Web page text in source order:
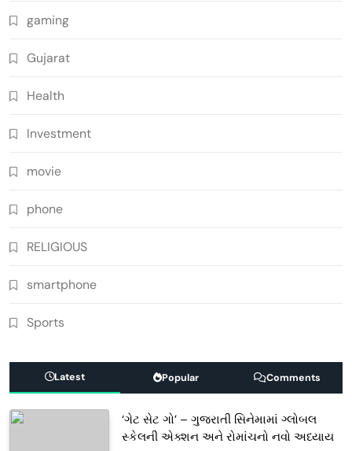
gaming
Gujarat
Health
Investment
movie
phone
RELIGIOUS
smartphone
Sports
Latest Popular Comments
‘ગેટ સેટ ગો’ – ગુજરાતી સિનેમામાં ગ્લોબલ
સ્કેલની એક્શન અને રોમાંચનો નવો અધ્યાય